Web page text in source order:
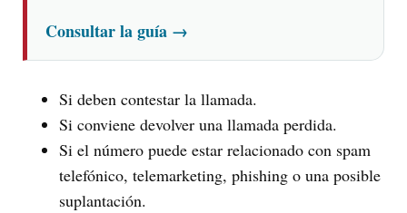
Consultar la guía →
Si deben contestar la llamada.
Si conviene devolver una llamada perdida.
Si el número puede estar relacionado con spam
telefónico, telemarketing, phishing o una posible
suplantación.